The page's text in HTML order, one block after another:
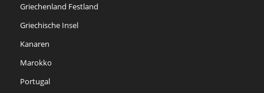
Griechenland Festland
Griechische Insel
Kanaren
Marokko
Portugal